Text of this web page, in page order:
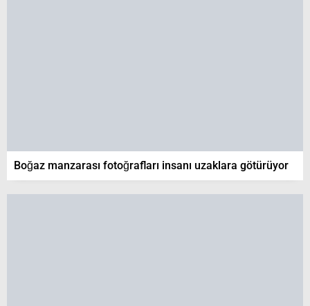
Boğaz manzarası fotoğrafları insanı uzaklara götürüyor